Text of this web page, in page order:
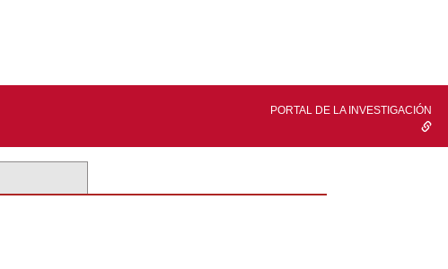
PORTAL DE LA INVESTIGACIÓN